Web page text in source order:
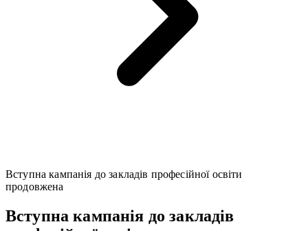
Вступна кампанія до закладів професійної освіти
продовжена
Вступна кампанія до закладів